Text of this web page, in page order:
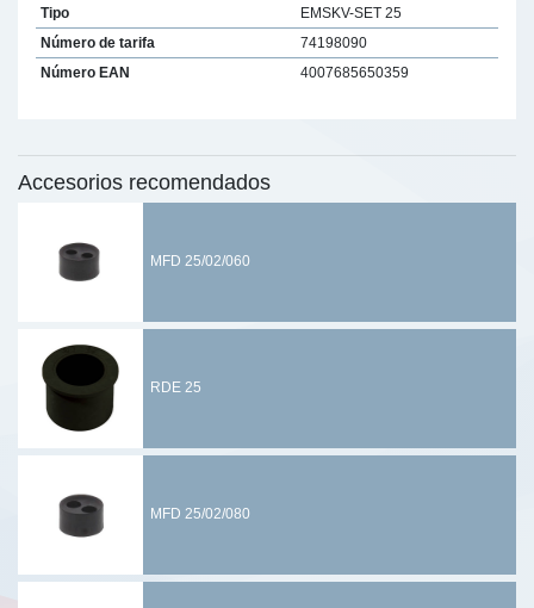
Tipo
EMSKV-SET 25
Número de tarifa
74198090
Número EAN
4007685650359
Accesorios recomendados
MFD 25/02/060
RDE 25
MFD 25/02/080